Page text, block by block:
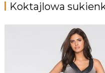
Koktajlowa